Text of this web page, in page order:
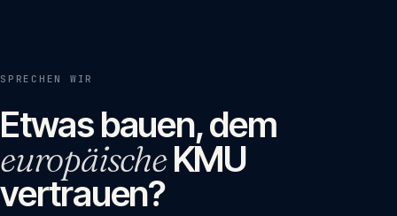
SPRECHEN WIR
Etwas bauen, dem
europäischeKMU
vertrauen?